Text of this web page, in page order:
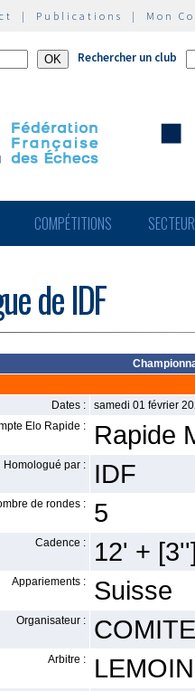
| Publications | Mon
Rechercher un club
COMPÉTITIONS
de IDF
Dates :
samedi 01 février
Elo Rapide :
Rapide
Homologué par : IDF
de rondes : 5
Cadence : 12' +
Appariements : Suisse
Organisateur :
Arbitre :